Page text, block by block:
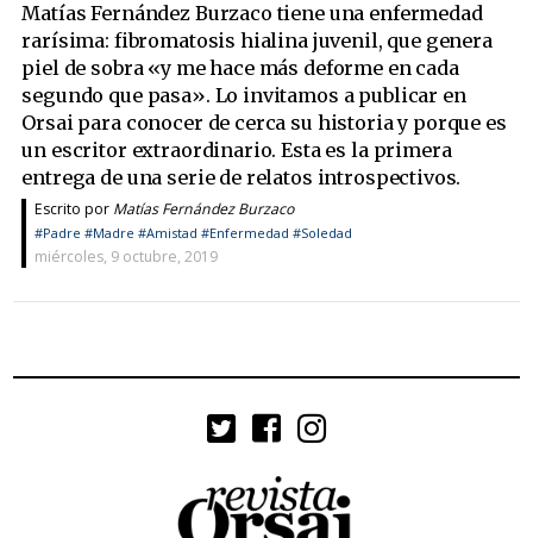
Matías Fernández Burzaco tiene una enfermedad
rarísima: fibromatosis hialina juvenil, que genera
piel de sobra «y me hace más deforme en cada
segundo que pasa». Lo invitamos a publicar en
Orsai para conocer de cerca su historia y porque es
un escritor extraordinario. Esta es la primera
entrega de una serie de relatos introspectivos.
Escrito por Matías Fernández Burzaco
#Padre #Madre #Amistad #Enfermedad #Soledad
miércoles, 9 octubre, 2019